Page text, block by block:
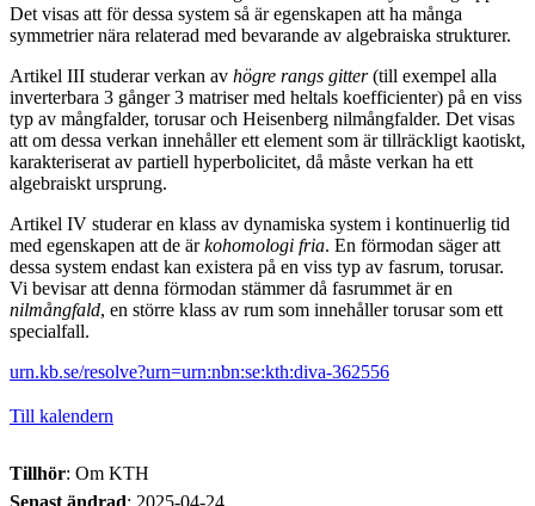
Det visas att för dessa system så är egenskapen att ha många
symmetrier nära relaterad med bevarande av algebraiska strukturer.
Artikel III studerar verkan av högre rangs gitter(till exempel alla
inverterbara 3 gånger 3 matriser med heltals koefficienter) på en viss
typ av mångfalder, torusar och Heisenberg nilmångfalder. Det visas
att om dessa verkan innehåller ett element som är tillräckligt kaotiskt,
karakteriserat av partiell hyperbolicitet, då måste verkan ha ett
algebraiskt ursprung.
Artikel IV studerar en klass av dynamiska system i kontinuerlig tid
med egenskapen att de ärkohomologi fria. En förmodan säger att
dessa system endast kan existera på en viss typ av fasrum, torusar.
Vi bevisar att denna förmodan stämmer då fasrummet är en
nilmångfald, en större klass av rum som innehåller torusar som ett
specialfall.
urn.kb.se/resolve?urn=urn:nbn:se:kth:diva-362556
Till kalendern
Tillhör: Om KTH
Senast ändrad: 2025-04-24